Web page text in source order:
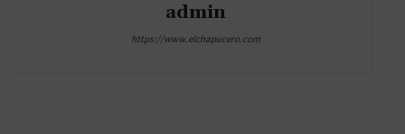
admin
https://www.elchapucero.com